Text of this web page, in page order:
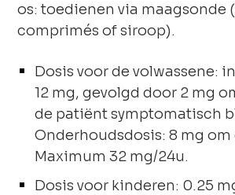
os: toedienen via maagsonde
comprimés of siroop).
Dosis voor de volwassene:
12 mg, gevolgd door 2 mg
de patiënt symptomatisch
Onderhoudsdosis: 8 mg om
Maximum 32 mg/24u.
Dosis voor kinderen: 0.25